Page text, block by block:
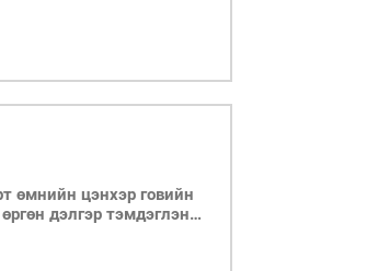
өмнийн цэнхэр говийн
дэлгэр тэмдэглэн